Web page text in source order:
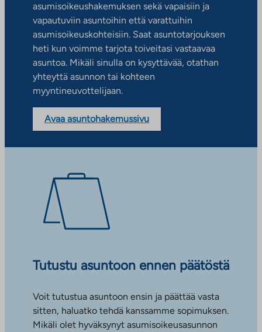
asumisoikeushakemuksen sekä vapaisiin ja
vapautuviin asuntoihin että varattuihin
asumisoikeuskohteisiin. Saat asuntotarjouksen
heti kun voimme tarjota toiveitasi vastaavaa
asuntoa. Mikäli sinulla on kysyttävää, otathan
yhteyttä asunnon tai kohteen
myyntineuvottelijaan.
Avaa asuntohakemussivu
Tutustu asuntoon ennen päätöstä
Voit tutustua asuntoon ensin ja päättää vasta
sitten, haluatko tehdä kanssamme sopimuksen.
Mikäli olet hyväksynyt asumisoikeusasunnon